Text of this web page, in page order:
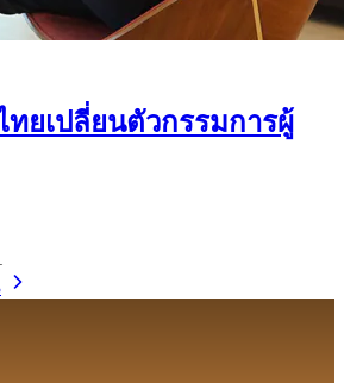
ทยเปลี่ยนตัวกรรมการผู้